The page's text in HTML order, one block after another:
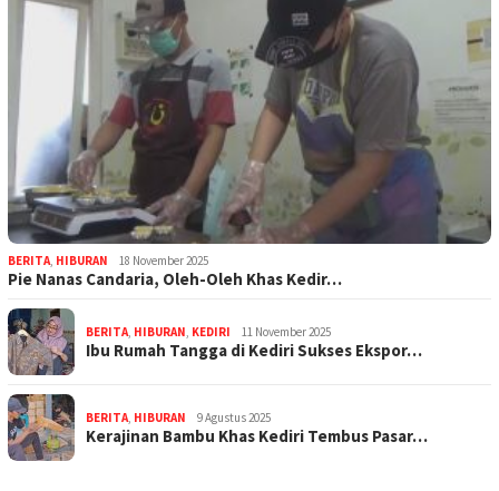
BERITA, HIBURAN 18 November 2025
Pie Nanas Candaria, Oleh-Oleh Khas Kedir…
BERITA, HIBURAN, KEDIRI 11 November 2025
Ibu Rumah Tangga di Kediri Sukses Ekspor…
BERITA, HIBURAN 9 Agustus 2025
Kerajinan Bambu Khas Kediri Tembus Pasar…